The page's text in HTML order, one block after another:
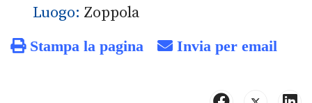
Luogo: Zoppola
Stampa la pagina Invia per email